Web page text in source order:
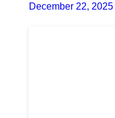
December 22, 2025